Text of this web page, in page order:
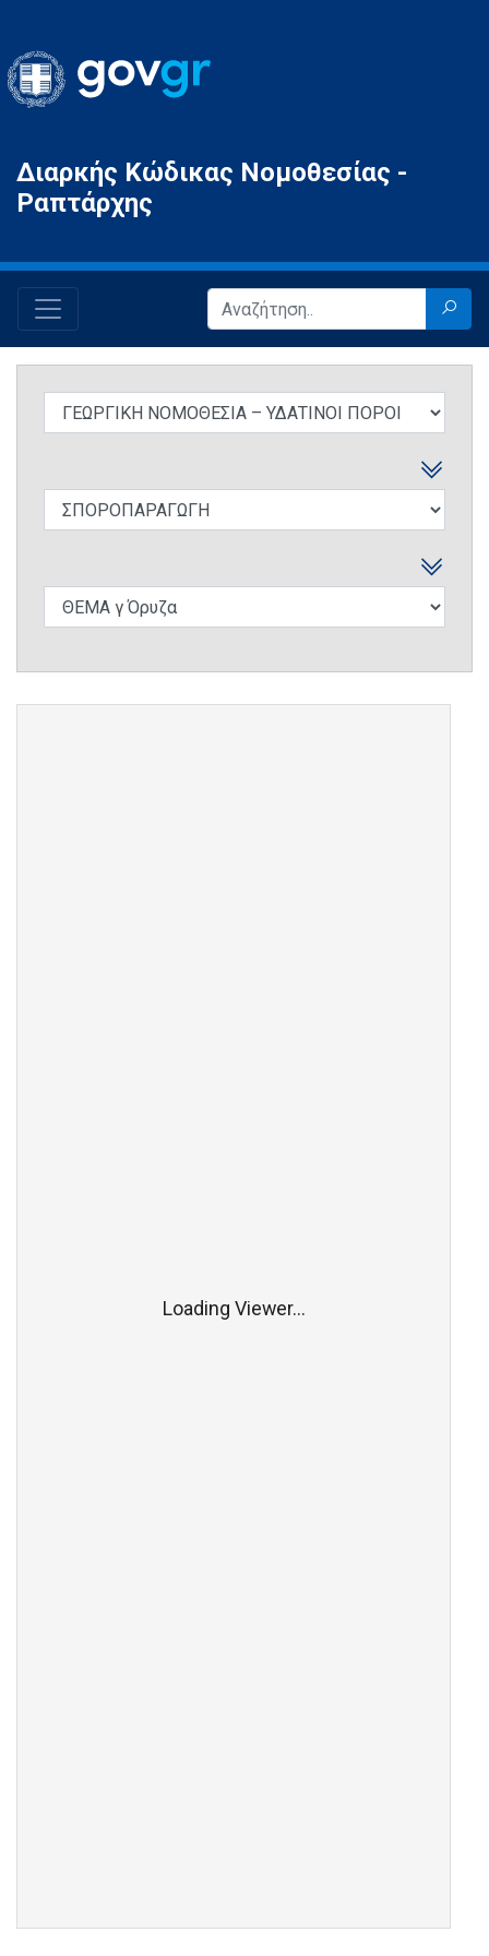
Gov.gr
Διαρκής Κώδικας Νομοθεσίας -
Ραπτάρχης
Loading Viewer...